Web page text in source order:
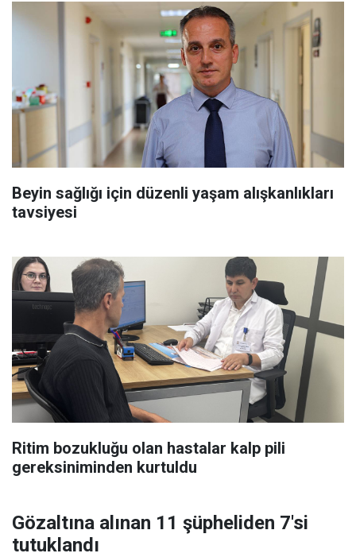
Beyin sağlığı için düzenli yaşam alışkanlıkları
tavsiyesi
Ritim bozukluğu olan hastalar kalp pili
gereksiniminden kurtuldu
Gözaltına alınan 11 şüpheliden 7'si
tutuklandı